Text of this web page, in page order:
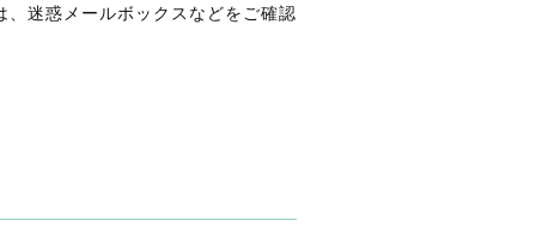
迷惑メールボックスなどをご確認